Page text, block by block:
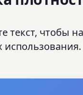
текст, чтобы